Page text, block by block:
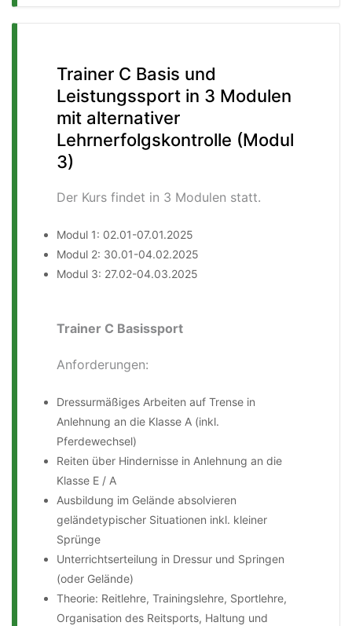
Trainer C Basis und
Leistungssport in 3 Modulen
mit alternativer
Lehrnerfolgskontrolle (Modul
3)
Der Kurs findet in 3 Modulen statt.
Modul 1: 02.01-07.01.2025
Modul 2: 30.01-04.02.2025
Modul 3: 27.02-04.03.2025
Trainer C Basissport
Anforderungen:
Dressurmäßiges Arbeiten auf Trense in
Anlehnung an die Klasse A (inkl.
Pferdewechsel)
Reiten über Hindernisse in Anlehnung an die
Klasse E / A
Ausbildung im Gelände absolvieren
geländetypischer Situationen inkl. kleiner
Sprünge
Unterrichtserteilung in Dressur und Springen
(oder Gelände)
Theorie: Reitlehre, Trainingslehre, Sportlehre,
Organisation des Reitsports, Haltung und